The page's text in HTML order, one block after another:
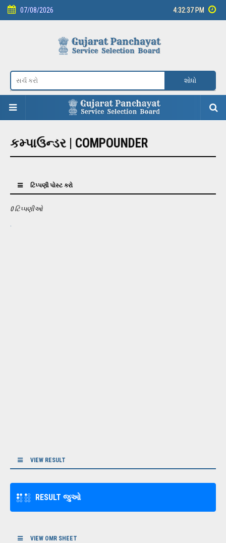
07/08/2026 4:32:37 PM
કમ્પાઉન્ડર | COMPOUNDER
ટિપ્પણી પોસ્ટ કરો
0 ટિપ્પણીઓ
VIEW RESULT
RESULT જુઓ
VIEW OMR SHEET